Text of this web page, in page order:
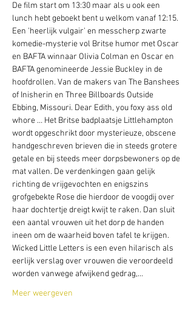
De film start om 13:30 maar als u ook een
lunch hebt geboekt bent u welkom vanaf 12:15.
Een 'heerlijk vulgair' en messcherp zwarte
komedie-mysterie vol Britse humor met Oscar
en BAFTA winnaar Olivia Colman en Oscar en
BAFTA genomineerde Jessie Buckley in de
hoofdrollen. Van de makers van The Banshees
of Inisherin en Three Billboards Outside
Ebbing, Missouri. Dear Edith, you foxy ass old
whore … Het Britse badplaatsje Littlehampton
wordt opgeschrikt door mysterieuze, obscene
handgeschreven brieven die in steeds grotere
getale en bij steeds meer dorpsbewoners op de
mat vallen. De verdenkingen gaan gelijk
richting de vrijgevochten en enigszins
grofgebekte Rose die hierdoor de voogdij over
haar dochtertje dreigt kwijt te raken. Dan sluit
een aantal vrouwen uit het dorp de handen
ineen om de waarheid boven tafel te krijgen.
Wicked Little Letters is een even hilarisch als
eerlijk verslag over vrouwen die veroordeeld
worden vanwege afwijkend gedrag,…
Meer weergeven